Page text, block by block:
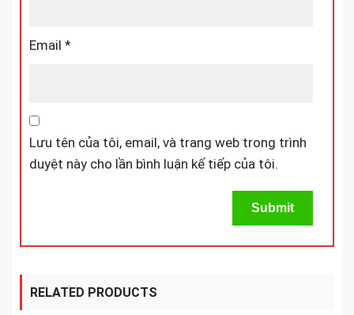
Email *
Lưu tên của tôi, email, và trang web trong trình
duyệt này cho lần bình luận kế tiếp của tôi.
RELATED PRODUCTS